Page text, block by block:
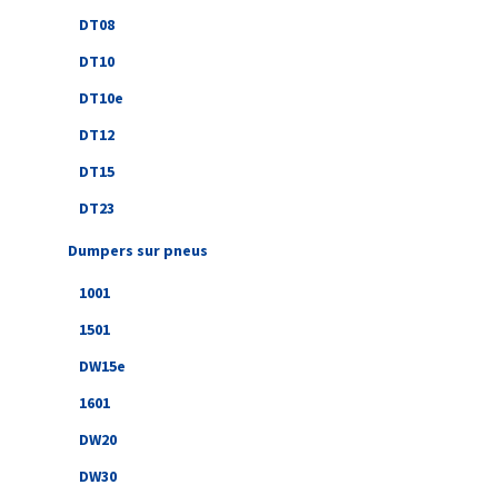
DT08
DT10
DT10e
DT12
DT15
DT23
Dumpers sur pneus
1001
1501
DW15e
1601
DW20
DW30